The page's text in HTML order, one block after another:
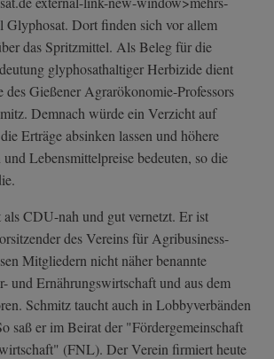
Glyphosat. Dort finden sich vor allem
das Spritzmittel. Als Beleg für die
glyphosathaltiger Herbizide dient
des Gießener Agrarökonomie-Professors
Demnach würde ein Verzicht auf
Erträge absinken lassen und höhere
Lebensmittelpreise bedeuten, so die
CDU-nah und gut vernetzt. Er ist
des Vereins für Agribusiness-
Mitgliedern nicht näher benannte
und Ernährungswirtschaft und aus dem
Schmitz taucht auch in Lobbyverbänden
saß er im Beirat der "Fördergemeinschaft
(FNL). Der Verein firmiert heute